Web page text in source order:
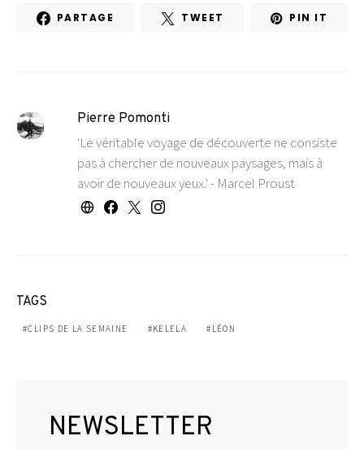
PARTAGE TWEET PIN IT
Pierre Pomonti
'Le véritable voyage de découverte ne consiste
pas à chercher de nouveaux paysages, mais à
avoir de nouveaux yeux.' - Marcel Proust
TAGS
CLIPS DE LA SEMAINE KELELA LÉON
NEWSLETTER